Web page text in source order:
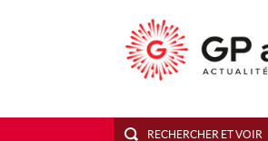
RECHERCHER ET VOIR